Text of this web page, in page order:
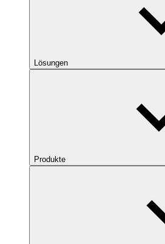
Lösungen
Produkte